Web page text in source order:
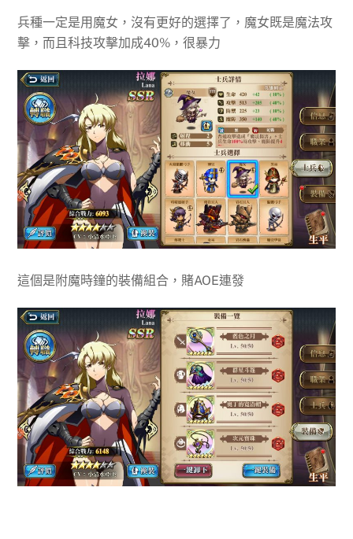
兵種一定是用魔女，沒有更好的選擇了，魔女既是魔法攻
擊，而且科技攻擊加成40%，很暴力
這個是附魔時鐘的裝備組合，賭AOE連發